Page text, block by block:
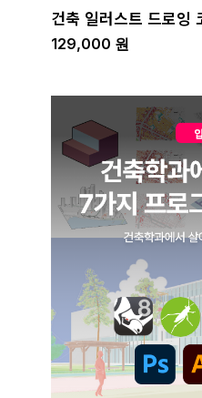
건축 일러스트 드로잉
129,000 원